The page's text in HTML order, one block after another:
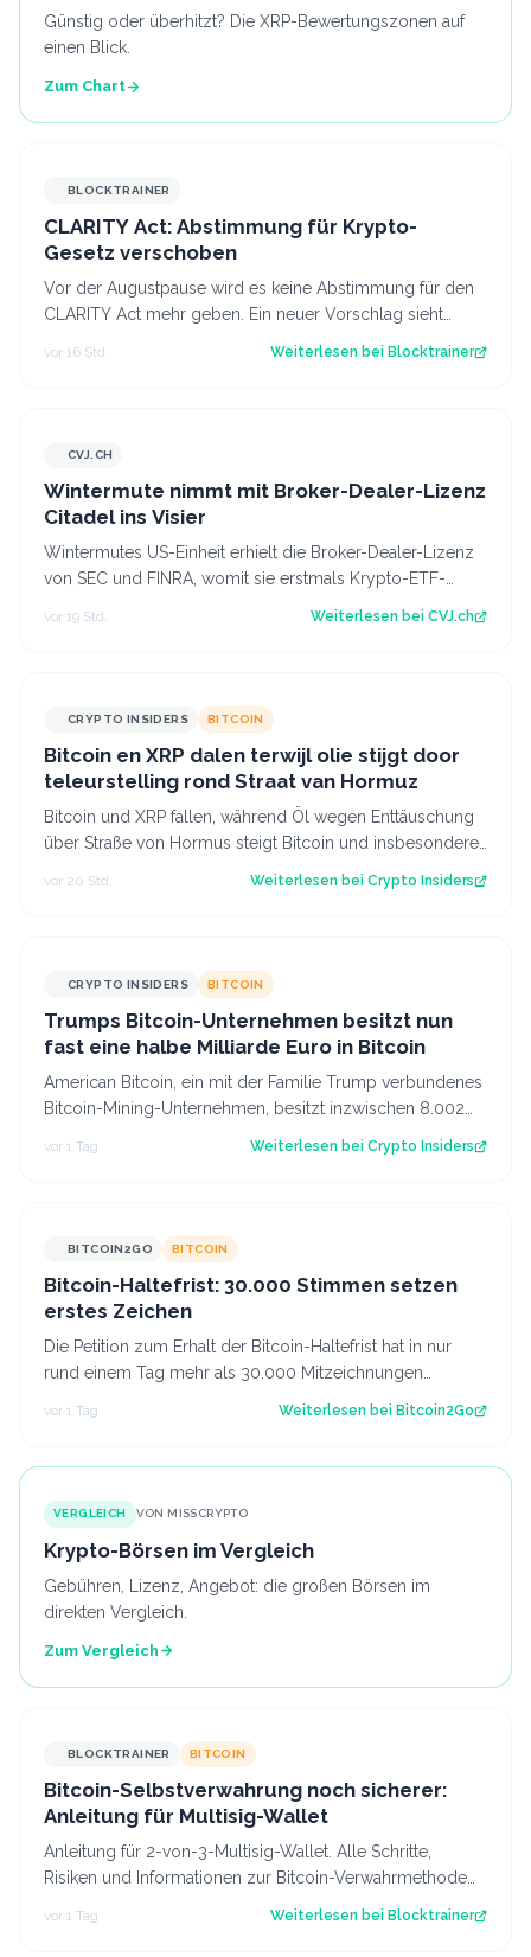
Günstig oder überhitzt? Die XRP-Bewertungszonen auf
einen Blick.
Zum Chart
BLOCKTRAINER
CLARITY Act: Abstimmung für Krypto-
Gesetz verschoben
Vor der Augustpause wird es keine Abstimmung für den
CLARITY Act mehr geben. Ein neuer Vorschlag sieht
vor 16 Std. Weiterlesen bei Blocktrainer
CVJ.CHCVJ.CH
Wintermute nimmt mit Broker-Dealer-Lizenz
Citadel ins Visier
Wintermutes US-Einheit erhielt die Broker-Dealer-Lizenz
von SEC und FINRA, womit sie erstmals Krypto-ETF-
vor 19 Std. Weiterlesen bei CVJ.ch
CRYPTO INSIDERS BITCOIN
Bitcoin en XRP dalen terwijl olie stijgt door
teleurstelling rond Straat van Hormuz
Bitcoin und XRP fallen, während Öl wegen Enttäuschung
über Straße von Hormus steigt Bitcoin und insbesondere
Altcoins wie XRP und Solana hab…
vor 20 Std. Weiterlesen bei Crypto Insiders
CRYPTO INSIDERS BITCOIN
Trumps Bitcoin-Unternehmen besitzt nun
fast eine halbe Milliarde Euro in Bitcoin
American Bitcoin, ein mit der Familie Trump verbundenes
Bitcoin-Mining-Unternehmen, besitzt inzwischen 8.002
vor 1 Tag Weiterlesen bei Crypto Insiders
BITCOIN2GO BITCOIN
Bitcoin-Haltefrist: 30.000 Stimmen setzen
erstes Zeichen
Die Petition zum Erhalt der Bitcoin-Haltefrist hat in nur
rund einem Tag mehr als 30.000 Mitzeichnungen
vor 1 Tag Weiterlesen bei Bitcoin2Go
VERGLEICH VON MISSCRYPTO
Krypto-Börsen im Vergleich
Gebühren, Lizenz, Angebot: die großen Börsen im
direkten Vergleich.
Zum Vergleich
BLOCKTRAINER BITCOIN
Bitcoin-Selbstverwahrung noch sicherer:
Anleitung für Multisig-Wallet
Anleitung für 2-von-3-Multisig-Wallet. Alle Schritte,
Risiken und Informationen zur Bitcoin-Verwahrmethode
vor 1 Tag Weiterlesen bei Blocktrainer